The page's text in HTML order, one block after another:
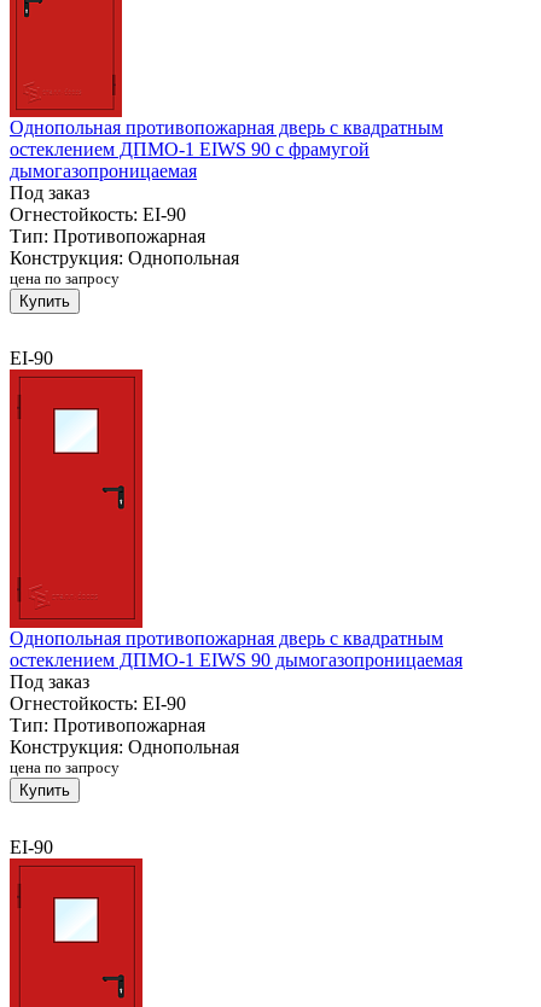
Однопольная противопожарная дверь с квадратным
остеклением ДПМО-1 EIWS 90 с фрамугой
дымогазопроницаемая
Под заказ
Огнестойкость: EI-90
Тип: Противопожарная
Конструкция: Однопольная
цена по запросу
Купить
EI-90
Однопольная противопожарная дверь с квадратным
остеклением ДПМО-1 EIWS 90 дымогазопроницаемая
Под заказ
Огнестойкость: EI-90
Тип: Противопожарная
Конструкция: Однопольная
цена по запросу
Купить
EI-90